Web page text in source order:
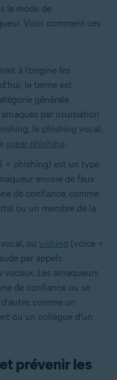
le mode de
Voici comment ces
à l’origine les
le terme est
générale
par usurpation
le phishing vocal,
spear phishing.
+ phishing) est un type
envoie de faux
de confiance, comme
ou un membre de la
ou vishing (voice +
par appels
Les arnaqueurs
de confiance ou se
comme un
ou un collègue d’un
prévenir les